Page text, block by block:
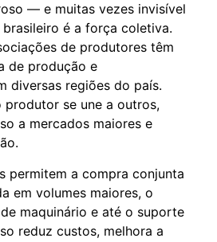
— e muitas vezes invisível
é a força coletiva.
de produtores têm
de produção e
diversas regiões do país.
produtor se une a outros,
a mercados maiores e
permitem a compra conjunta
em volumes maiores, o
maquinário e até o suporte
reduz custos, melhora a